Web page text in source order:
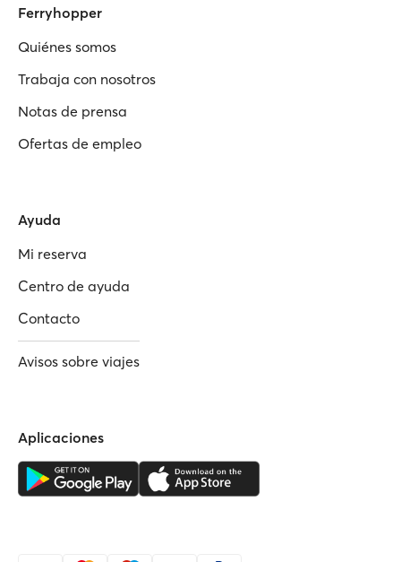
Ferryhopper
Quiénes somos
Trabaja con nosotros
Notas de prensa
Ofertas de empleo
Ayuda
Mi reserva
Centro de ayuda
Contacto
Avisos sobre viajes
Aplicaciones